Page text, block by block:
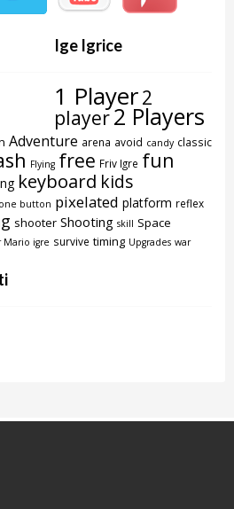
Ige Igrice
1 Player2
player2 Players
Adventure arena avoid candy classic
Flying free Friv Igre fun
keyboard kids
one button pixelated platform reflex
shooter Shooting skill Space
Mario igre survive timing Upgrades war